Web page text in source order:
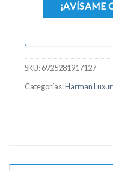
SKU:6925281917127
Categorías:Harman